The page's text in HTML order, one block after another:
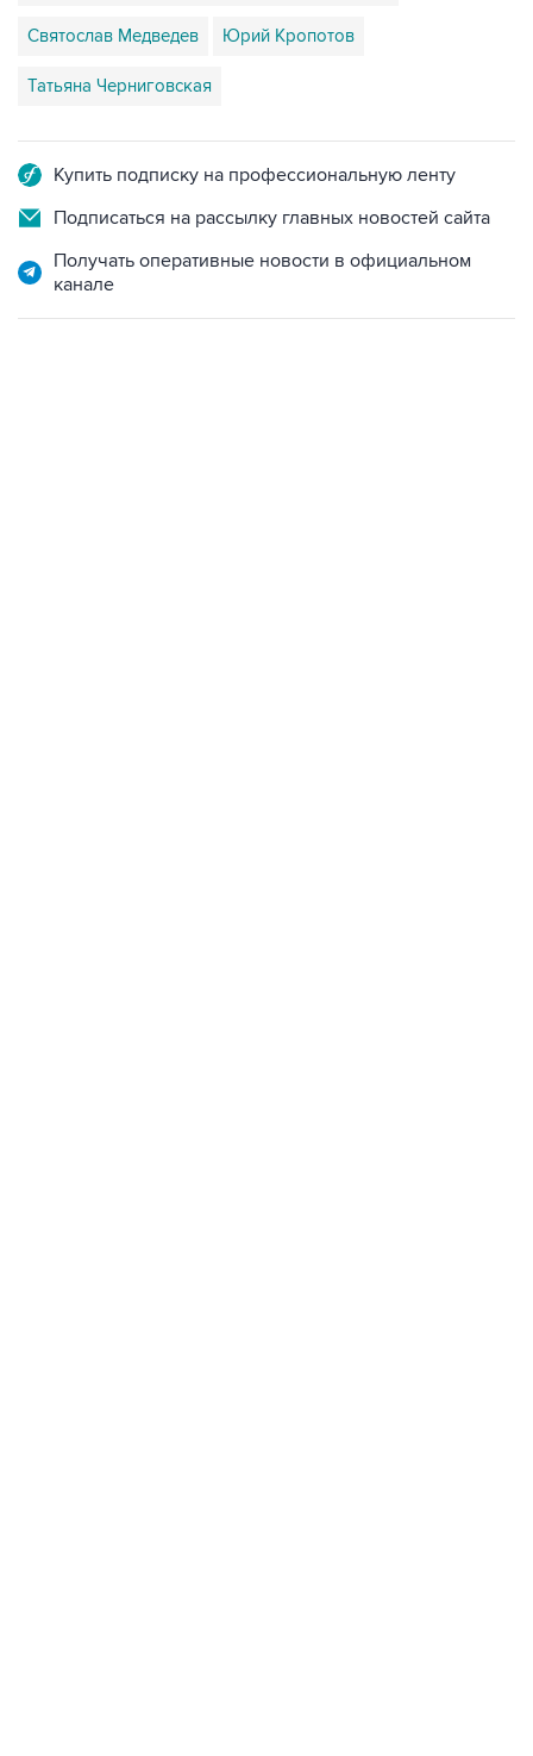
Святослав Медведев Юрий Кропотов
Татьяна Черниговская
Купить подписку на профессиональную ленту
Подписаться на рассылку главных новостей сайта
Получать оперативные новости в официальном
канале